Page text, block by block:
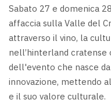
Sabato 27 e domenica
affaccia sulla Valle del
attraverso il vino, la
nell’hinterland cratense
dell'evento che nasce
innovazione, mettendo
e il suo valore culturale.